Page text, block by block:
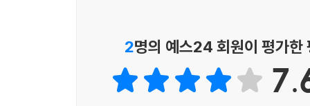
2명의 예스24 회원이 평가한